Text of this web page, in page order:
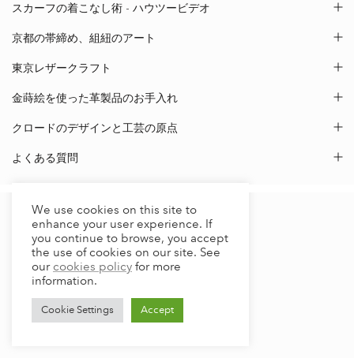
スカーフの着こなし術 - ハウツービデオ
京都の帯締め、組紐のアート
東京レザークラフト
金蒔絵を使った革製品のお手入れ
クロードのデザインと工芸の原点
よくある質問
We use cookies on this site to
enhance your user experience. If
you continue to browse, you accept
the use of cookies on our site. See
our cookies policy for more
information.
Cookie Settings Accept